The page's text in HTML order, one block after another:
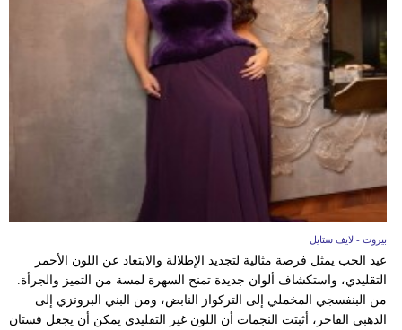
بيروت - لايف ستايل
عيد الحب يمثل فرصة مثالية لتجديد الإطلالة والابتعاد عن اللون الأحمر
التقليدي، واستكشاف ألوان جديدة تمنح السهرة لمسة من التميز والجرأة.
من البنفسجي المخملي إلى التركواز النابض، ومن البني البرونزي إلى
الذهبي الفاخر، أثبتت النجمات أن اللون غير التقليدي يمكن أن يجعل فستان